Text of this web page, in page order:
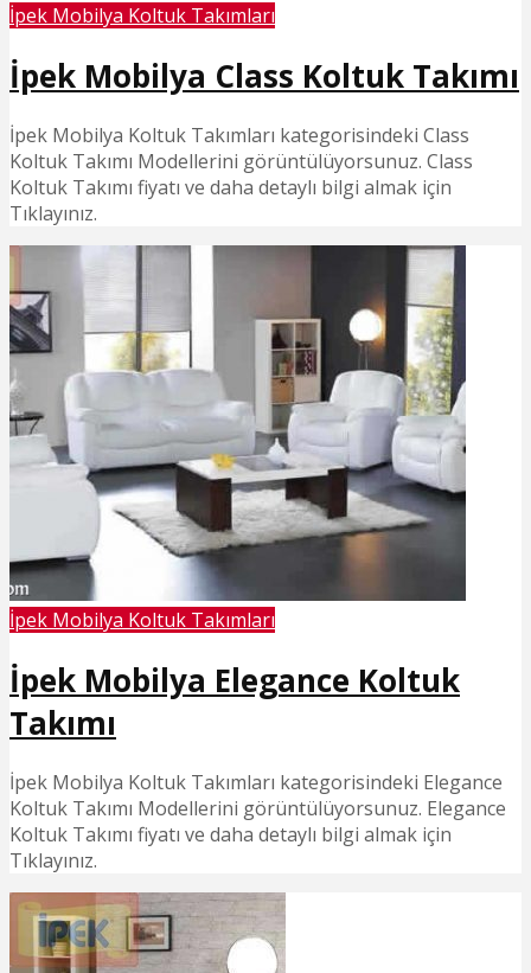
İpek Mobilya Koltuk Takımları
İpek Mobilya Class Koltuk Takımı
İpek Mobilya Koltuk Takımları kategorisindeki Class
Koltuk Takımı Modellerini görüntülüyorsunuz. Class
Koltuk Takımı fiyatı ve daha detaylı bilgi almak için
Tıklayınız.
İpek Mobilya Koltuk Takımları
İpek Mobilya Elegance Koltuk
Takımı
İpek Mobilya Koltuk Takımları kategorisindeki Elegance
Koltuk Takımı Modellerini görüntülüyorsunuz. Elegance
Koltuk Takımı fiyatı ve daha detaylı bilgi almak için
Tıklayınız.